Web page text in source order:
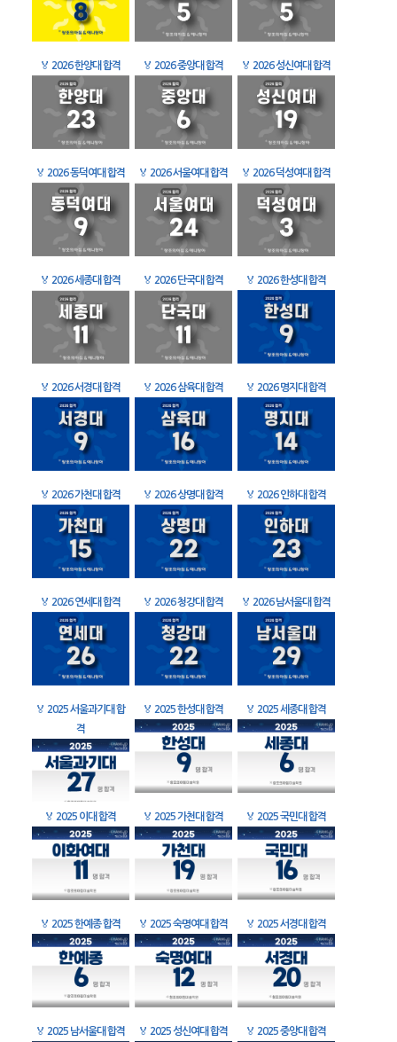
🏅 2026 한양대 합격 🏅 2026 중앙대 합격 🏅 2026 성신여대 합격
🏅 2026 동덕여대 합격 🏅 2026 서울여대 합격 🏅 2026 덕성여대 합격
🏅 2026 세종대 합격 🏅 2026 단국대 합격 🏅 2026 한성대 합격
🏅 2026 서경대 합격 🏅 2026 삼육대 합격 🏅 2026 명지대 합격
🏅 2026 가천대 합격 🏅 2026 상명대 합격 🏅 2026 인하대 합격
🏅 2026 연세대 합격 🏅 2026 청강대 합격 🏅 2026 남서울대 합격
🏅 2025 서울과기대 합
격
🏅 2025 한성대 합격 🏅 2025 세종대 합격
🏅 2025 이대 합격 🏅 2025 가천대 합격 🏅 2025 국민대 합격
🏅 2025 한예종 합격 🏅 2025 숙명여대 합격 🏅 2025 서경대 합격
🏅 2025 남서울대 합격 🏅 2025 성신여대 합격 🏅 2025 중앙대 합격